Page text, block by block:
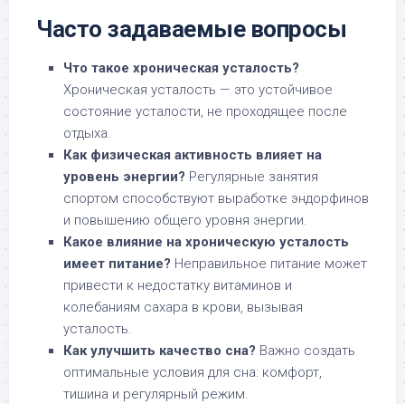
Часто задаваемые вопросы
Что такое хроническая усталость?
Хроническая усталость — это устойчивое
состояние усталости, не проходящее после
отдыха.
Как физическая активность влияет на
уровень энергии? Регулярные занятия
спортом способствуют выработке эндорфинов
и повышению общего уровня энергии.
Какое влияние на хроническую усталость
имеет питание? Неправильное питание может
привести к недостатку витаминов и
колебаниям сахара в крови, вызывая
усталость.
Как улучшить качество сна? Важно создать
оптимальные условия для сна: комфорт,
тишина и регулярный режим.